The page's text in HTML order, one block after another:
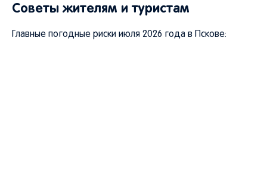
Советы жителям и туристам
Главные погодные риски июля 2026 года в Пскове: